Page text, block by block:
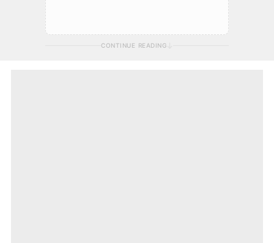
CONTINUE READING